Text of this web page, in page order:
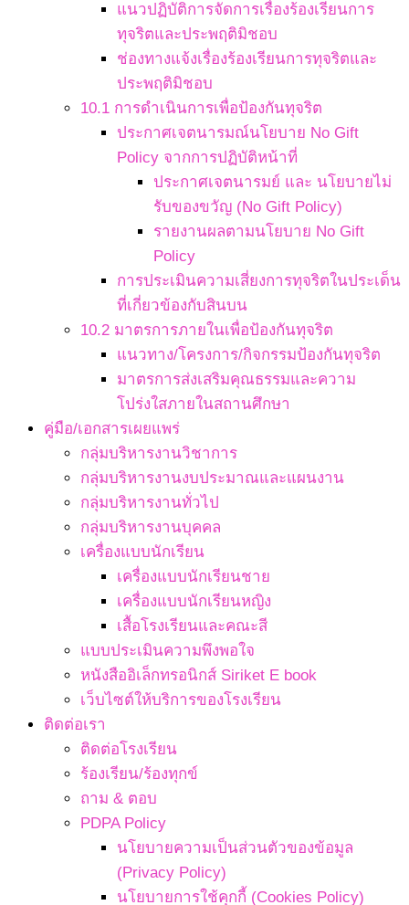
แนวปฏิบัติการจัดการเรื่องร้องเรียนการ
ทุจริตและประพฤติมิชอบ
ช่องทางแจ้งเรื่องร้องเรียนการทุจริตและ
ประพฤติมิชอบ
10.1 การดำเนินการเพื่อป้องกันทุจริต
ประกาศเจตนารมณ์นโยบาย No Gift
Policy จากการปฏิบัติหน้าที่
ประกาศเจตนารมย์ และ นโยบายไม่
รับของขวัญ (No Gift Policy)
รายงานผลตามนโยบาย No Gift
Policy
การประเมินความเสี่ยงการทุจริตในประเด็น
ที่เกี่ยวข้องกับสินบน
10.2 มาตรการภายในเพื่อป้องกันทุจริต
แนวทาง/โครงการ/กิจกรรมป้องกันทุจริต
มาตรการส่งเสริมคุณธรรมและความ
โปร่งใสภายในสถานศึกษา
คู่มือ/เอกสารเผยแพร่
กลุ่มบริหารงานวิชาการ
กลุ่มบริหารงานงบประมาณและแผนงาน
กลุ่มบริหารงานทั่วไป
กลุ่มบริหารงานบุคคล
เครื่องแบบนักเรียน
เครื่องแบบนักเรียนชาย
เครื่องแบบนักเรียนหญิง
เสื้อโรงเรียนและคณะสี
แบบประเมินความพึงพอใจ
หนังสืออิเล็กทรอนิกส์ Siriket E book
เว็บไซต์ให้บริการของโรงเรียน
ติดต่อเรา
ติดต่อโรงเรียน
ร้องเรียน/ร้องทุกข์
ถาม & ตอบ
PDPA Policy
นโยบายความเป็นส่วนตัวของข้อมูล
(Privacy Policy)
นโยบายการใช้คุกกี้ (Cookies Policy)